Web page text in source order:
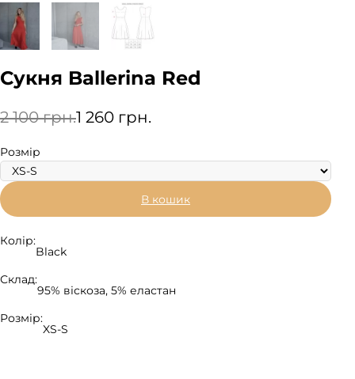
Сукня Ballerina Red
1 260 грн.
2 100грн.
Розмір
В кошик
Колір:
Black
Склад:
95% віскоза, 5% еластан
Розмір:
XS-S